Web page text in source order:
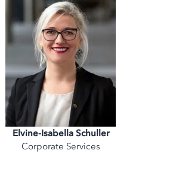
Elvine-Isabella Schuller
Corporate Services